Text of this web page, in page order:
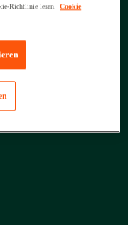
Richtlinie lesen.
Cookie